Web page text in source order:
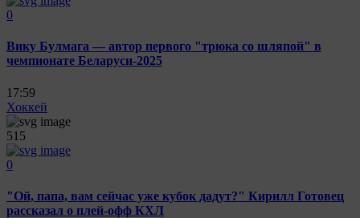
0
Вику Булмага — автор первого "трюка со шляпой" в
чемпионате Беларуси-2025
17:59
Хоккей
515
0
"Ой, папа, вам сейчас уже кубок дадут?" Кирилл Готовец
рассказал о плей-офф КХЛ